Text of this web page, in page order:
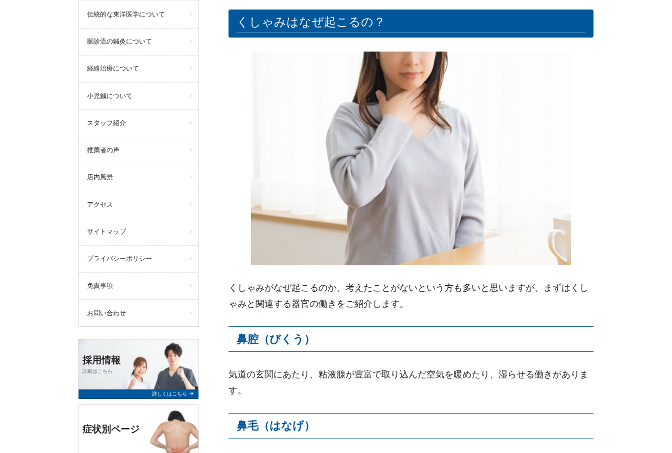
くしゃみはなぜ起こるの？
くしゃみがなぜ起こるのか、考えたことがないという方も多いと思いますが、まずはくし
ゃみと関連する器官の働きをご紹介します。
鼻腔（びくう）
気道の玄関にあたり、粘液腺が豊富で取り込んだ空気を暖めたり、湿らせる働きがありま
す。
鼻毛（はなげ）
伝統的な東洋医学について
脈診流の鍼灸について
経絡治療について
小児鍼について
スタッフ紹介
推薦者の声
店内風景
アクセス
サイトマップ
プライバシーポリシー
免責事項
お問い合わせ
採用情報
詳細はこちら
詳しくはこちら arrow_forward
症状別ページ